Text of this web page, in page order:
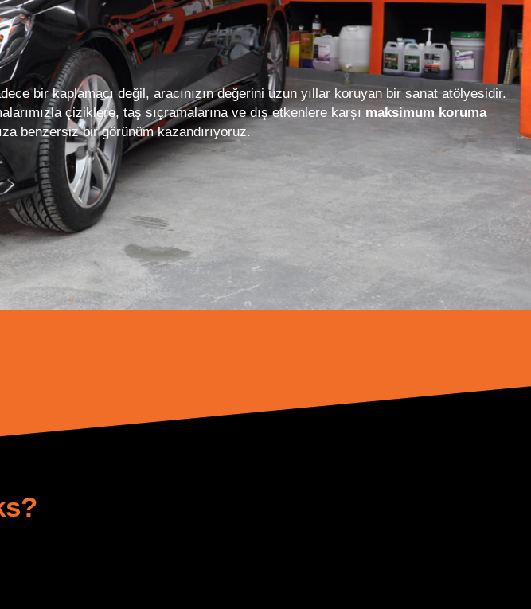
bir kaplamacı değil, aracınızın değerini uzun yıllar koruyan bir sanat atölyesidir.
çiziklere, taş sıçramalarına ve dış etkenlere karşı maksimum koruma
benzersiz bir görünüm kazandırıyoruz.